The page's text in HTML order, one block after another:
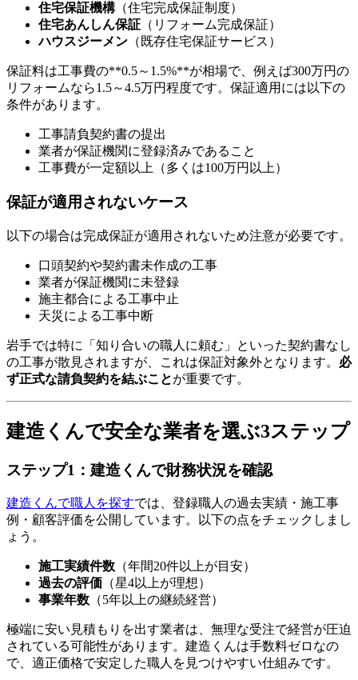
住宅保証機構（住宅完成保証制度）
住宅あんしん保証 （リフォーム完成保証）
ハウスジーメン （既存住宅保証サービス）
保証料は工事費の**0.5～1.5%**が相場で、例えば300万円の
リフォームなら1.5～4.5万円程度です。保証適用には以下の
条件があります。
工事請負契約書の提出
業者が保証機関に登録済みであること
工事費が一定額以上（多くは100万円以上）
保証が適用されないケース
以下の場合は完成保証が適用されないため注意が必要です。
口頭契約や契約書未作成の工事
業者が保証機関に未登録
施主都合による工事中止
天災による工事中断
岩手では特に「知り合いの職人に頼む」といった契約書なし
の工事が散見されますが、これは保証対象外となります。 必
ず正式な請負契約を結ぶことが重要です。
建造くんで安全な業者を選ぶ3ステップ
ステップ1：建造くんで財務状況を確認
建造くんで職人を探すでは、登録職人の過去実績・施工事
例・顧客評価を公開しています。以下の点をチェックしまし
ょう。
施工実績件数 （年間20件以上が目安）
過去の評価 （星4以上が理想）
事業年数 （5年以上の継続経営）
極端に安い見積もりを出す業者は、無理な受注で経営が圧迫
されている可能性があります。建造くんは手数料ゼロなの
で、適正価格で安定した職人を見つけやすい仕組みです。